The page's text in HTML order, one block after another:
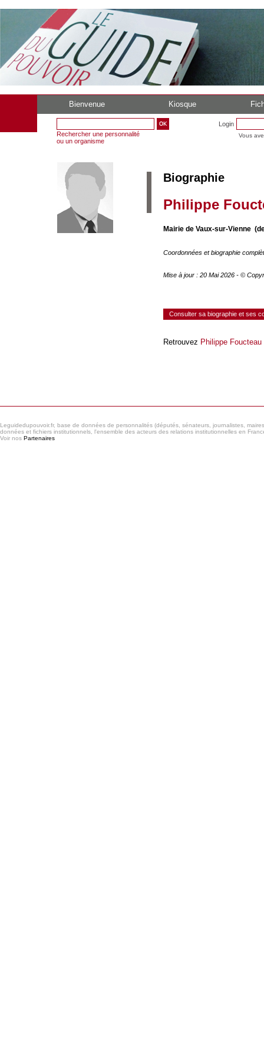
Bienvenue Kiosque
Rechercher une personnalité
ou un organisme
Login
Vous
Biographie
Philippe
Mairie de Vaux-sur-Vienne
Coordonnées et biographie
Mise à jour : 20 Mai 2026 - ©
Consulter sa biographie et ses
Retrouvez Philippe Foucteau
Leguidedupouvoir.fr, base de données de personnalités (députés, sénateurs, journalistes,
données et fichiers institutionnels, l'ensemble des acteurs des relations institutionnelles en
Voir nos Partenaires